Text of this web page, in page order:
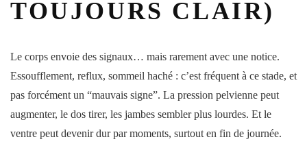
TOUJOURS CLAIR)
Le corps envoie des signaux… mais rarement avec une notice.
Essoufflement, reflux, sommeil haché : c’est fréquent à ce stade, et
pas forcément un “mauvais signe”. La pression pelvienne peut
augmenter, le dos tirer, les jambes sembler plus lourdes. Et le
ventre peut devenir dur par moments, surtout en fin de journée.